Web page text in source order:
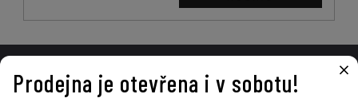
VŠE O NÁKUPU
×
Prodejna je otevřena i v sobotu!